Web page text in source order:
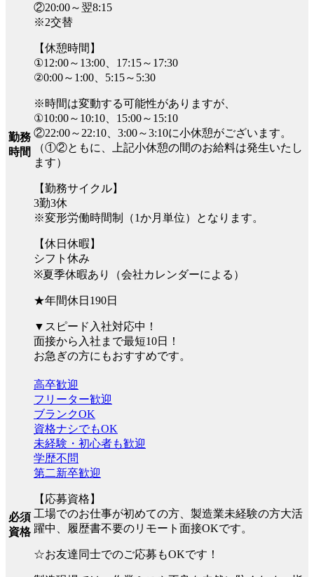
勤務
時間
②20:00～翌8:15
※2交替
【休憩時間】
①12:00～13:00、17:15～17:30
②0:00～1:00、5:15～5:30
※時間は変動する可能性がありますが、
①10:00～10:10、15:00～15:10
②22:00～22:10、3:00～3:10に小休憩がございます。
（①②ともに、上記小休憩の間のお給料は発生いたし
ます）
【勤務サイクル】
3勤3休
※変形労働時間制（1か月単位）となります。
【休日休暇】
シフト休み
※夏季休暇あり（会社カレンダーによる）
★年間休日190日
▼スピード入社対応中！
面接から入社まで最短10日！
お急ぎの方にもおすすめです。
必須
資格
高卒歓迎
フリーター歓迎
ブランクOK
資格ナシでもOK
未経験・初心者も歓迎
学歴不問
第二新卒歓迎
【応募資格】
工場でのお仕事が初めての方、製造業未経験の方大活
躍中、履歴書不要のリモート面接OKです。
☆お友達同士でのご応募もOKです！